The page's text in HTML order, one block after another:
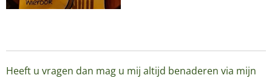
Heeft u vragen dan mag u mij altijd benaderen via mijn